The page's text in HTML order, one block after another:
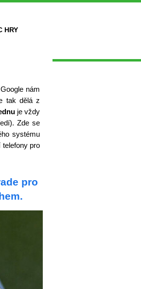
HRY
nám
tak dělá z
je vždy
Zde se
systému
pro
pro